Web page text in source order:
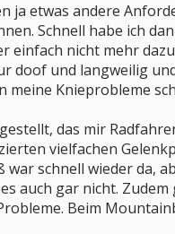
ja etwas andere
Schnell habe ich
einfach nicht mehr
doof und langweilig
Knieprobleme
das mir
vielfachen
schnell wieder da,
auch gar nicht.
Beim